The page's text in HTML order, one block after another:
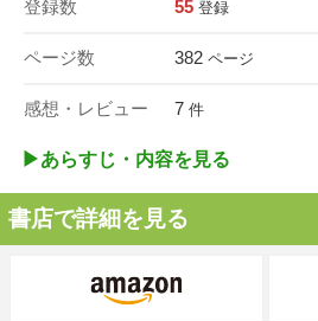
登録数 55 登録
ページ数 382 ページ
感想・レビュー 7 件
▶︎あらすじ・内容を見る
書店で詳細を見る